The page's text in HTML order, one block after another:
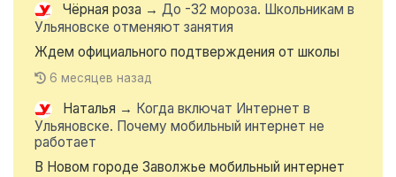
Чёрная роза → До -32 мороза. Школьникам в
Ульяновске отменяют занятия
Ждем официального подтверждения от школы
6 месяцев назад
Наталья → Когда включат Интернет в
Ульяновске. Почему мобильный интернет не
работает
В Новом городе Заволжье мобильный интернет